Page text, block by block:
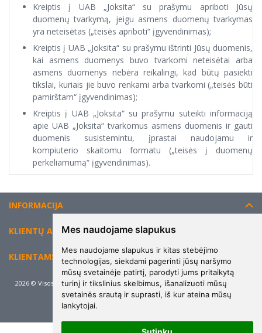
Mes naudojame slapukus
Mes naudojame slapukus ir kitas stebėjimo
technologijas, siekdami pagerinti jūsų naršymo
mūsų svetainėje patirtį, parodyti jums pritaikytą
turinį ir tikslinius skelbimus, išanalizuoti mūsų
svetainės srautą ir suprasti, iš kur ateina mūsų
lankytojai.
Kreiptis į UAB „Joksita“ su prašymu apriboti Jūsų
duomenų tvarkymą, jeigu asmens duomenų tvarkymas
yra neteisėtas („teisės apriboti“ įgyvendinimas);
Kreiptis į UAB „Joksita“ su prašymu ištrinti Jūsų duomenis,
kai asmens duomenys buvo tvarkomi neteisėtai arba
asmens duomenys nebėra reikalingi, kad būtų pasiekti
tikslai, kuriais jie buvo renkami arba tvarkomi („teisės būti
pamirštam“ įgyvendinimas);
Kreiptis į UAB „Joksita“ su prašymu suteikti informaciją
apie UAB „Joksita“ tvarkomus asmens duomenis ir gauti
duomenis susistemintu, įprastai naudojamu ir
kompiuterio skaitomu formatu („teisės į duomenų
perkeliamumą“ įgyvendinimas).
INFORMACIJA
KLIENTŲ APTARNAVIMAS
KLIENTAMS
2026 © Visos teisės saugomos. Kopijuoti, platinti svetainės turinį be autorių
sutikimo draudžiama.
Elektroninių parduotuvių nuoma